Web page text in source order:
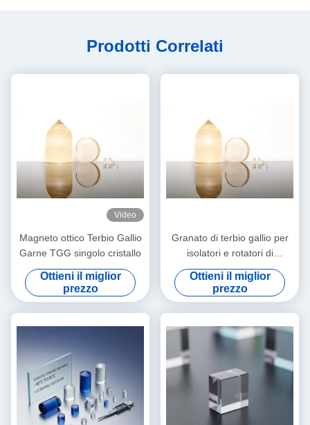
Prodotti Correlati
Video
Magneto ottico Terbio Gallio
Garne TGG singolo cristallo
Ottieni il miglior
prezzo
Granato di terbio gallio per
isolatori e rotatori di
Faraday, trasmissione 400
‰ 1100 nm
Ottieni il miglior
prezzo